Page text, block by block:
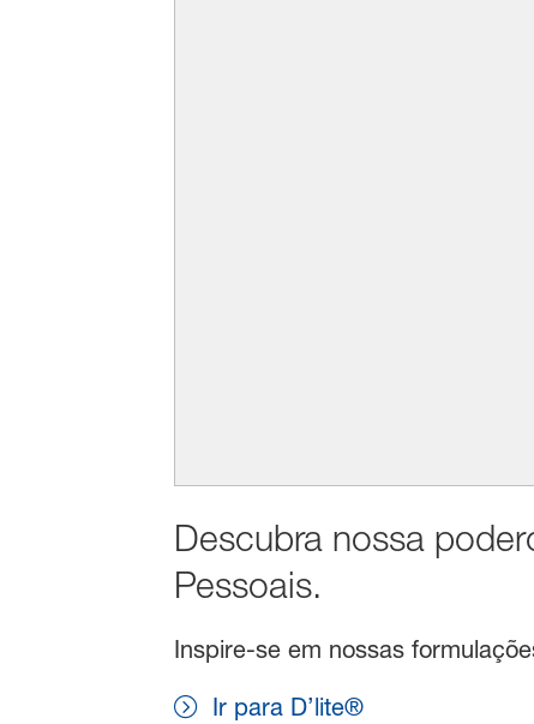
Descubra nossa
Pessoais.
Inspire-se em nossas
Ir para D’lite®